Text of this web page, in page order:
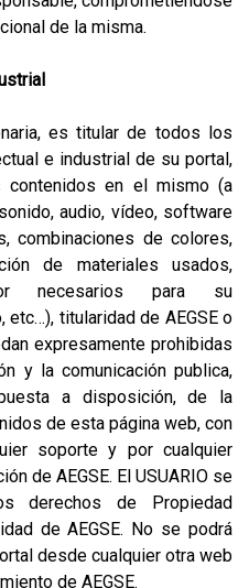
de la misma.
es titular de todos los
e industrial de su portal,
en el mismo (a
audio, vídeo, software
combinaciones de colores,
de materiales usados,
necesarios para su
titularidad de AEGSE o
expresamente prohibidas
y la comunicación publica,
a disposición, de la
de esta página web, con
soporte y por cualquier
de AEGSE. El USUARIO se
derechos de Propiedad
de AEGSE. No se podrá
desde cualquier otra web
de AEGSE.